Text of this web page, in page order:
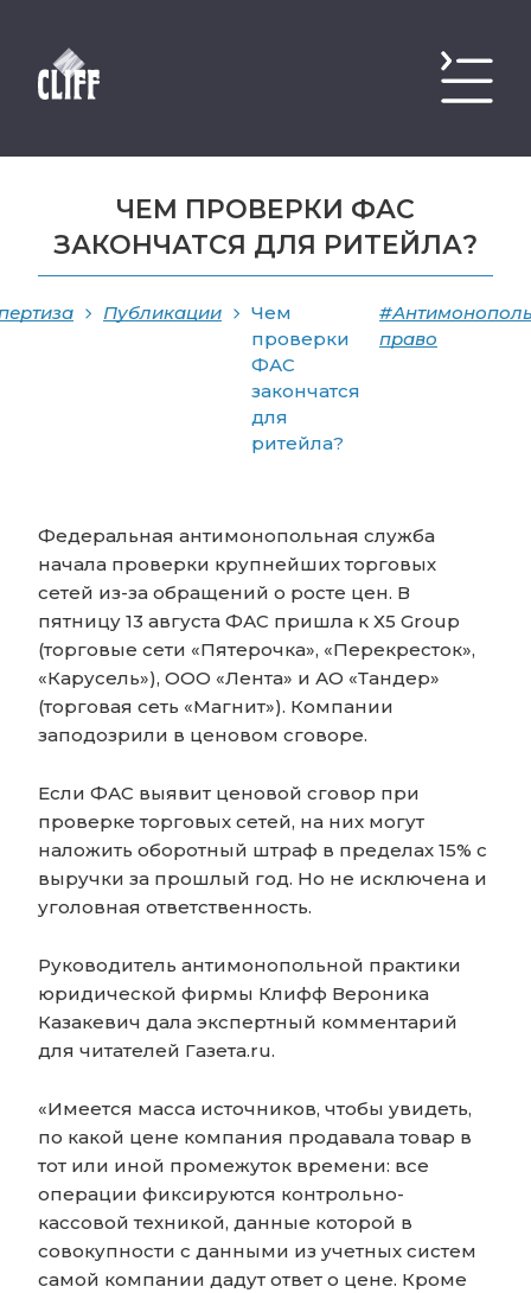
ЧЕМ ПРОВЕРКИ ФАС
ЗАКОНЧАТСЯ ДЛЯ РИТЕЙЛА?
Публикации
Чем
проверки
ФАС
закончатся
для
ритейла?
право
Федеральная антимонопольная служба
начала проверки крупнейших торговых
сетей из-за обращений о росте цен. В
пятницу 13 августа ФАС пришла к Х5 Group
(торговые сети «Пятерочка», «Перекресток»,
«Карусель»), ООО «Лента» и АО «Тандер»
(торговая сеть «Магнит»). Компании
заподозрили в ценовом сговоре.
Если ФАС выявит ценовой сговор при
проверке торговых сетей, на них могут
наложить оборотный штраф в пределах 15% с
выручки за прошлый год. Но не исключена и
уголовная ответственность.
Руководитель антимонопольной практики
юридической фирмы Клифф Вероника
Казакевич дала экспертный комментарий
для читателей Газета.ru.
«Имеется масса источников, чтобы увидеть,
по какой цене компания продавала товар в
тот или иной промежуток времени: все
операции фиксируются контрольно-
кассовой техникой, данные которой в
совокупности с данными из учетных систем
самой компании дадут ответ о цене. Кроме